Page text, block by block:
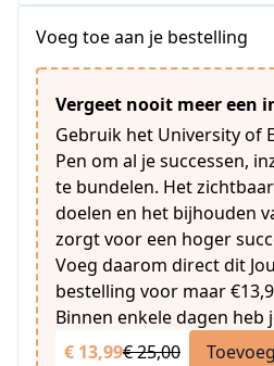
Voeg toe aan je bestelling
Vergeet nooit meer een
Gebruik het University of
Pen om al je successen,
te bundelen. Het
doelen en het bijhouden
zorgt voor een hoger
Voeg daarom direct dit
bestelling voor maar
Binnen enkele dagen heb
€ 13,99€ 25,00